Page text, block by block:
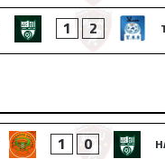
2
1
0
1